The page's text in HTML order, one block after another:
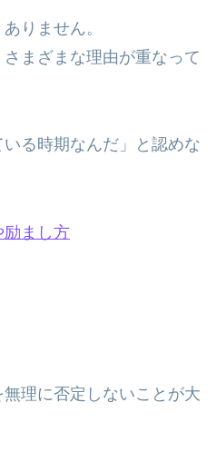
りません。
まざまな理由が重なって
る時期なんだ」と認めな
励まし方
理に否定しないことが大